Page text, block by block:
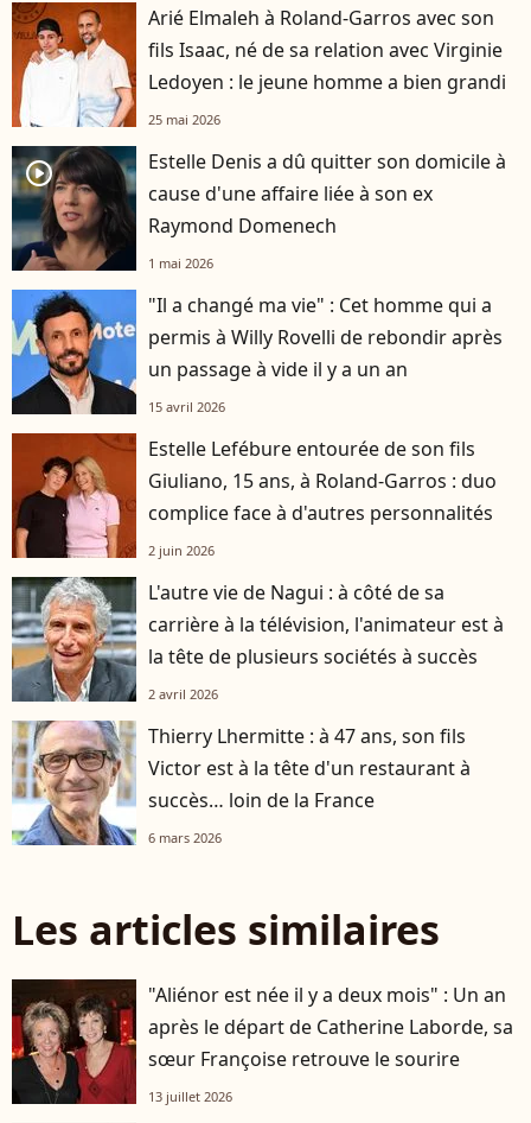
Arié Elmaleh à Roland-Garros avec son
fils Isaac, né de sa relation avec Virginie
Ledoyen : le jeune homme a bien grandi
25 mai 2026
player2
Estelle Denis a dû quitter son domicile à
cause d'une affaire liée à son ex
Raymond Domenech
1 mai 2026
"Il a changé ma vie" : Cet homme qui a
permis à Willy Rovelli de rebondir après
un passage à vide il y a un an
15 avril 2026
Estelle Lefébure entourée de son fils
Giuliano, 15 ans, à Roland-Garros : duo
complice face à d'autres personnalités
2 juin 2026
L'autre vie de Nagui : à côté de sa
carrière à la télévision, l'animateur est à
la tête de plusieurs sociétés à succès
2 avril 2026
Thierry Lhermitte : à 47 ans, son fils
Victor est à la tête d'un restaurant à
succès… loin de la France
6 mars 2026
Les articles similaires
"Aliénor est née il y a deux mois" : Un an
après le départ de Catherine Laborde, sa
sœur Françoise retrouve le sourire
13 juillet 2026